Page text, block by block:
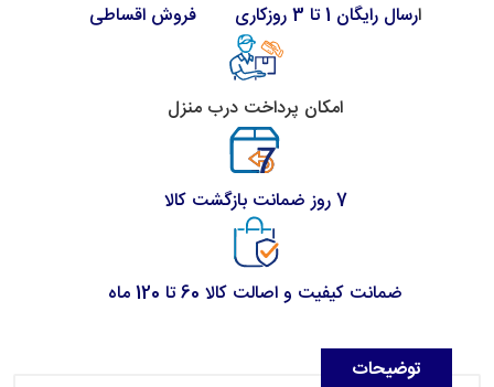
ارسال رایگان 1 تا 3 روزکاری فروش اقساطی
امکان پرداخت درب منزل
7 روز ضمانت بازگشت کالا
ضمانت کیفیت و اصالت کالا 60 تا 120 ماه
توضیحات